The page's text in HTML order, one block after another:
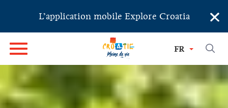
L’application mobile Explore Croatia ×
FR